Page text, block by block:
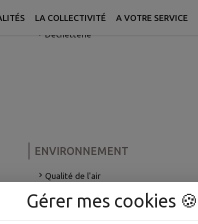
LA COLLECTIVITÉ A VOTRE SERVICE
Ordures ménagères
Déchetterie
ENVIRONNEMENT
Qualité de l'air
Gérer mes cookies 🍪